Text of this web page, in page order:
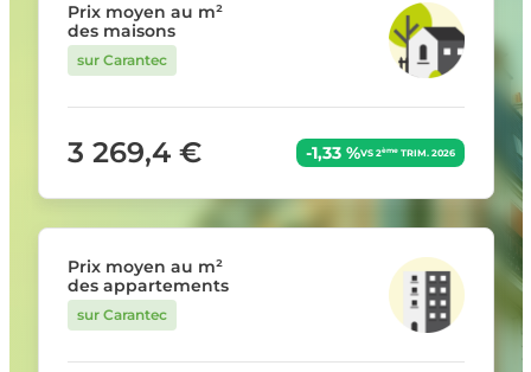
Prix moyen au m²
des maisons
sur Carantec
3 269,4 € -1,33 %VS 2èmeTRIM. 2026
Prix moyen au m²
des appartements
sur Carantec